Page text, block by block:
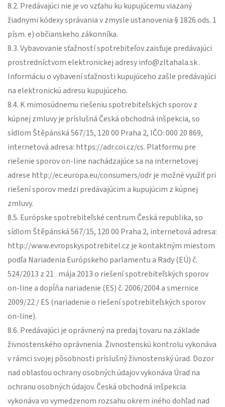
8.2. Predávajúci nie je vo vzťahu ku kupujúcemu viazaný
žiadnymi kódexy správania v zmysle ustanovenia § 1826 ods. 1
písm. e) občianskeho zákonníka.
8.3. Vybavovanie sťažností spotrebiteľov zaisťuje predávajúci
prostredníctvom elektronickej adresy info@zltahala.sk .
Informáciu o vybavení sťažnosti kupujúceho zašle predávajúci
na elektronickú adresu kupujúceho.
8.4. K mimosúdnemu riešeniu spotrebiteľských sporov z
kúpnej zmluvy je príslušná Česká obchodná inšpekcia, so
sídlom Štěpánská 567/15, 120 00 Praha 2, IČO: 000 20 869,
internetová adresa: https://adr.coi.cz/cs. Platformu pre
riešenie sporov on-line nachádzajúce sa na internetovej
adrese http://ec.europa.eu/consumers/odr je možné využiť pri
riešení sporov medzi predávajúcim a kupujúcim z kúpnej
zmluvy.
8.5. Európske spotrebiteľské centrum Česká republika, so
sídlom Štěpánská 567/15, 120 00 Praha 2, internetová adresa:
http://www.evropskyspotrebitel.cz je kontaktným miestom
podľa Nariadenia Európskeho parlamentu a Rady (EÚ) č.
524/2013 z 21 . mája 2013 o riešení spotrebiteľských sporov
on-line a dopĺňa nariadenie (ES) č. 2006/2004 a smernice
2009/22 / ES (nariadenie o riešení spotrebiteľských sporov
on-line).
8.6. Predávajúci je oprávnený na predaj tovaru na základe
živnostenského oprávnenia. Živnostenskú kontrolu vykonáva
v rámci svojej pôsobnosti príslušný živnostenský úrad. Dozor
nad oblasťou ochrany osobných údajov vykonáva Úrad na
ochranu osobných údajov. Česká obchodná inšpekcia
vykonáva vo vymedzenom rozsahu okrem iného dohľad nad